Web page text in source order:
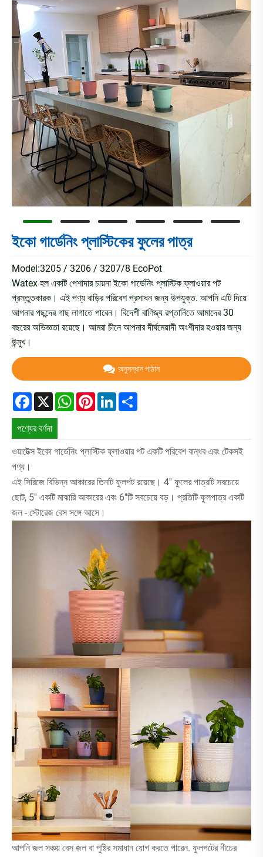
ইকো গার্ডেনিং প্লাস্টিকের ফুলের পাত্র
Model:3205 / 3206 / 3207/8 EcoPot
Watex হল একটি পেশাদার চায়না ইকো গার্ডেনিং প্লাস্টিক ফ্লাওয়ার পট
প্রস্তুতকারক। এই পণ্য বাড়ির পরিবেশ প্রসাধন জন্য উপযুক্ত. আপনি এটি দিয়ে
আপনার পছন্দের গাছ লাগাতে পারেন। বিদেশী বাণিজ্য রপ্তানিতে আমাদের 30
বছরের অভিজ্ঞতা রয়েছে। আমরা চীনে আপনার দীর্ঘমেয়াদী অংশীদার হওয়ার জন্য
উন্মুখ।
অনুসন্ধান পাঠান
Facebook
X WhatsApp
PinterestLinkedIn
পণ্যের বর্ণনা
ওয়াটেক্স ইকো গার্ডেনিং প্লাস্টিক ফ্লাওয়ার পট একটি পরিবেশ বান্ধব এবং টেকসই
পণ্য।
এই সিরিজে বিভিন্ন আকারের তিনটি ফুলপট রয়েছে। 4'' ফুলের পাত্রটি সবচেয়ে
ছোট, 5'' একটি মাঝারি আকারের এবং 6''টি সবচেয়ে বড়। প্রতিটি ফুলপাত্র একটি
জল - স্টোরেজ বেস সঙ্গে আসে।
আপনি জল সঞ্চয় বেস জল বা পুষ্টির সমাধান যোগ করতে পারেন. ফুলপটের নীচের